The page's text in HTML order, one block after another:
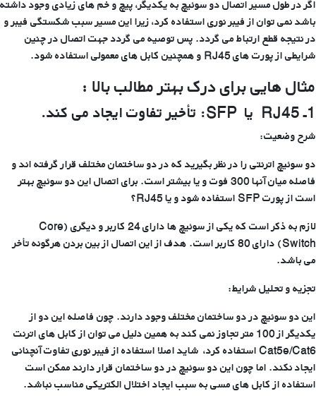
اگر در طول مسیر اتصال دو سوئیچ به یکدیگر، پیچ و خم های زیادی وجود داشته
باشد نمی توان از فیبر نوری استفاده کرد، زیرا این مسیر سبب شکستگی فیبر و
در نتیجه قطع ارتباط می گردد. پس توصیه می گردد جهت اتصال در چنین
شرایطی از پورت های RJ45 و همچنین کابل های معمولی استفاده شود.
مثال هایی برای درک بهتر مطالب بالا :
1ـ RJ45 یا : تأخیر تفاوت ایجاد می کند.
شرح وضعیت:
دو سوئیچ اترنتی را در نظر بگیرید که در دو ساختمان مختلف قرار گرفته اند و
فاصله میان آنها 300 فوت و یا بیشتر است. برای اتصال این دو سوئیچ بهتر
است از پورت SFP استفاده شود و یا RJ45؟
لازم به ذکر است که یکی از سوئیچ ها دارای 24 کاربر و دیگری (Core
Switch) دارای 80 کاربر است. هدف از این اتصال از بین بردن هرگونه تأخر
می باشد.
تجزیه و تحلیل شرایط:
این دو سوئیچ در دو ساختمان مختلف وجود دارند. چون فاصله این دو از
یکدیگر از 100 متر تجاوز نمی کند به همین دلیل می توان از کابل های اترنت
Cat5e/Cat6 استفاده کرد، شاید اصلا استفاده از فیبر نوری تفاوت آنچنانی
ایجاد نکند. اما چون این دو سوئیچ در دو ساختمان قرار دارند ممکن است
استفاده از کابل های مسی به سبب ایجاد اختلال الکتریکی مناسب نباشد.